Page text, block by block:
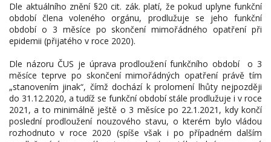
Dle aktuálního znění §20 cit. zák. platí, že pokud uplyne funkční
období člena voleného orgánu, prodlužuje se jeho funkční
období o 3 měsíce po skončení mimořádného opatření při
epidemii (přijatého v roce 2020).
Dle názoru ČUS je úprava prodloužení funkčního období o 3
měsíce teprve po skončení mimořádných opatření právě tím
„stanovením jinak“, čímž dochází k prolomení lhůty nejpozději
do 31.12.2020, a tudíž se funkční období stále prodlužuje i v roce
2021, a to minimálně ještě o 3 měsíce po 22.1.2021, kdy končí
poslední prodloužení nouzového stavu, o kterém bylo vládou
rozhodnuto v roce 2020 (spíše však i po případném dalším